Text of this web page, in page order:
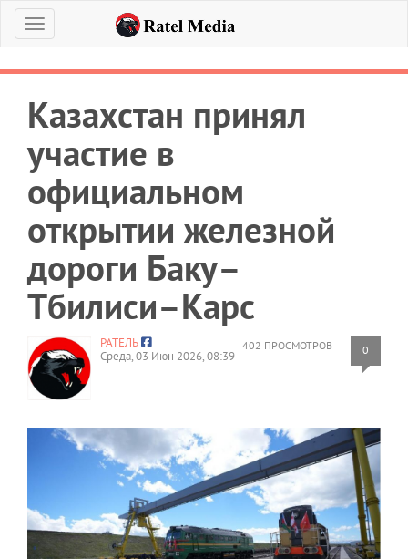
Меню
Казахстан принял
участие в
официальном
открытии железной
дороги Баку–
Тбилиси–Карс
402 ПРОСМОТРОВ 0
РАТЕЛЬ
Среда, 03 Июн 2026, 08:39